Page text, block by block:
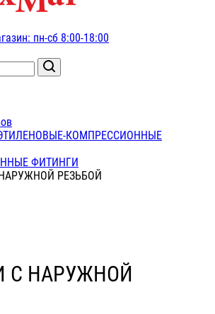
пн-сб 8:00-18:00
КОМПРЕССИОННЫЕ
ФИТИНГИ
РЕЗЬБОЙ
С НАРУЖНОЙ